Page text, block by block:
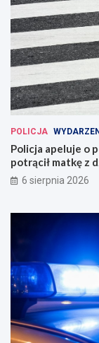
POLICJA
Policja apeluje o
potrącił matkę z
6 sierpnia 2026